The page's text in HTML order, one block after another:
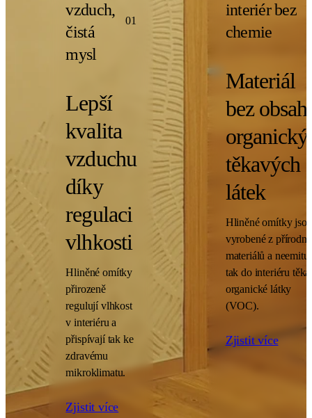
Lepší
kvalita
vzduchu
díky
regulaci
vlhkosti
vzduch,
čistá
mysl
01
Hliněné omítky
přirozeně
regulují vlhkost
v interiéru a
přispívají tak ke
zdravému
mikroklimatu.
Zjistit více
Materiál
bez
těkavých
látek
interiér bez
chemie
Hliněné omítky jsou
vyrobené z
materiálů a
tak do interiéru
organické látky
(VOC).
Zjistit více